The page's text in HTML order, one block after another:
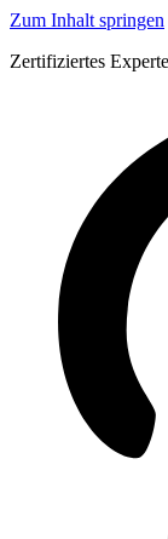
Zum Inhalt springen
Zertifiziertes